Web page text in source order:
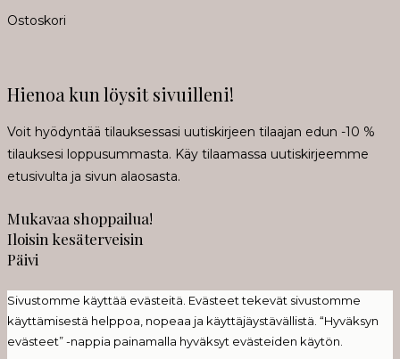
Ostoskori
Hienoa kun löysit sivuilleni!
Voit hyödyntää tilauksessasi uutiskirjeen tilaajan edun -10 %
tilauksesi loppusummasta. Käy tilaamassa uutiskirjeemme
etusivulta ja sivun alaosasta.
Mukavaa shoppailua!
Iloisin kesäterveisin
Päivi
Sivustomme käyttää evästeitä. Evästeet tekevät sivustomme
käyttämisestä helppoa, nopeaa ja käyttäjäystävällistä. “Hyväksyn
evästeet” -nappia painamalla hyväksyt evästeiden käytön.